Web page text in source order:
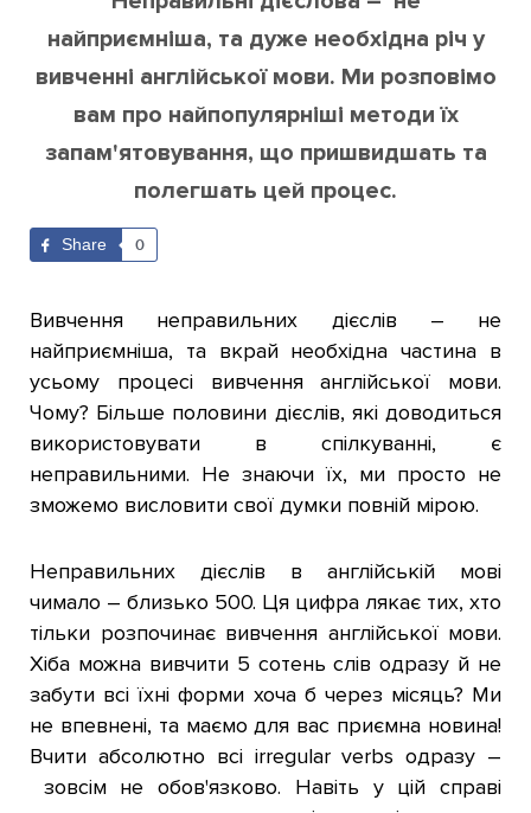
найприємніша, та дуже необхідна річ у
вивченні англійської мови. Ми розповімо
вам про найпопулярніші методи їх
запам'ятовування, що пришвидшать та
полегшать цей процес.
Share 0
Вивчення неправильних дієслів – не
найприємніша, та вкрай необхідна частина в
усьому процесі вивчення англійської мови.
Чому? Більше половини дієслів, які доводиться
використовувати в спілкуванні, є
неправильними. Не знаючи їх, ми просто не
зможемо висловити свої думки повній мірою.
Неправильних дієслів в англійській мові
чимало – близько 500. Ця цифра лякає тих, хто
тільки розпочинає вивчення англійської мови.
Хіба можна вивчити 5 сотень слів одразу й не
забути всі їхні форми хоча б через місяць? Ми
не впевнені, та маємо для вас приємна новина!
Вчити абсолютно всі irregular verbs одразу –
зовсім не обов'язково. Навіть у цій справі